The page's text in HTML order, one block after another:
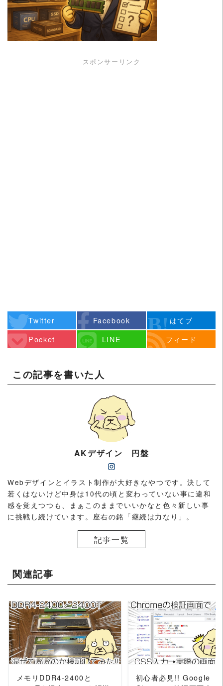
スポンサーリンク
Twitter Facebook
はてブ
Pocket
LINE フィード
この記事を書いた人
AKデザイン 円盤
Webデザインとイラスト制作が大好きなやつです。決して
若くはないけど中身は10代の頃と変わっていない事に違和
感を覚えつつも、まぁこのままでいいかなと色々新しい事
に挑戦し続けています。座右の銘「継続は力なり」。
記事一覧
関連記事
READ MORE
メモリDDR4-2400と
READ MORE
初心者必見!! Google